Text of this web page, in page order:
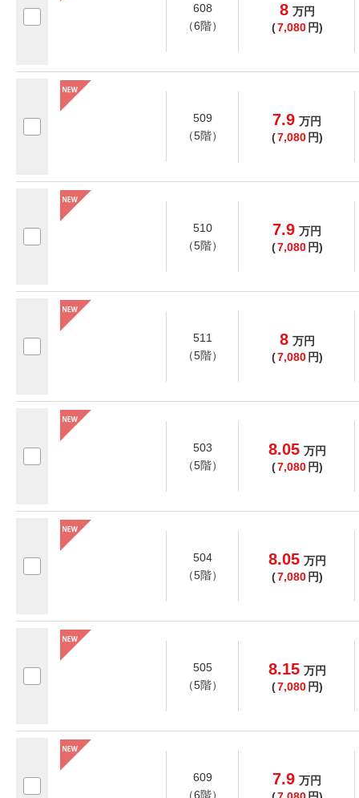
608
（6階）
8 万円
(7,080 円)
509
（5階）
7.9 万円
(7,080 円)
510
（5階）
7.9 万円
(7,080 円)
511
（5階）
8 万円
(7,080 円)
503
（5階）
8.05 万円
(7,080 円)
504
（5階）
8.05 万円
(7,080 円)
505
（5階）
8.15 万円
(7,080 円)
609
（6階）
7.9 万円